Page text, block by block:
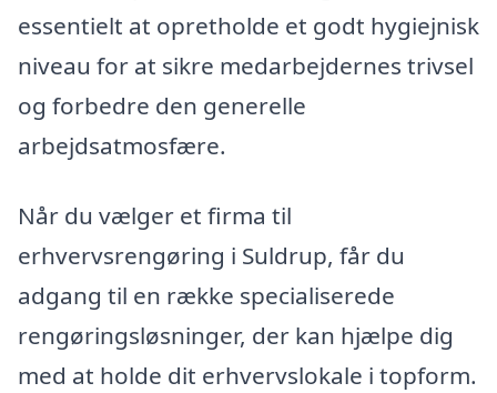
essentielt at opretholde et godt hygiejnisk
niveau for at sikre medarbejdernes trivsel
og forbedre den generelle
arbejdsatmosfære.
Når du vælger et firma til
erhvervsrengøring i Suldrup, får du
adgang til en række specialiserede
rengøringsløsninger, der kan hjælpe dig
med at holde dit erhvervslokale i topform.